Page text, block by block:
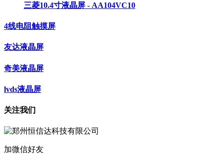
三菱10.4寸液晶屏 - AA104VC10
4线电阻触摸屏
友达液晶屏
奇美液晶屏
lvds液晶屏
关注我们
加微信好友